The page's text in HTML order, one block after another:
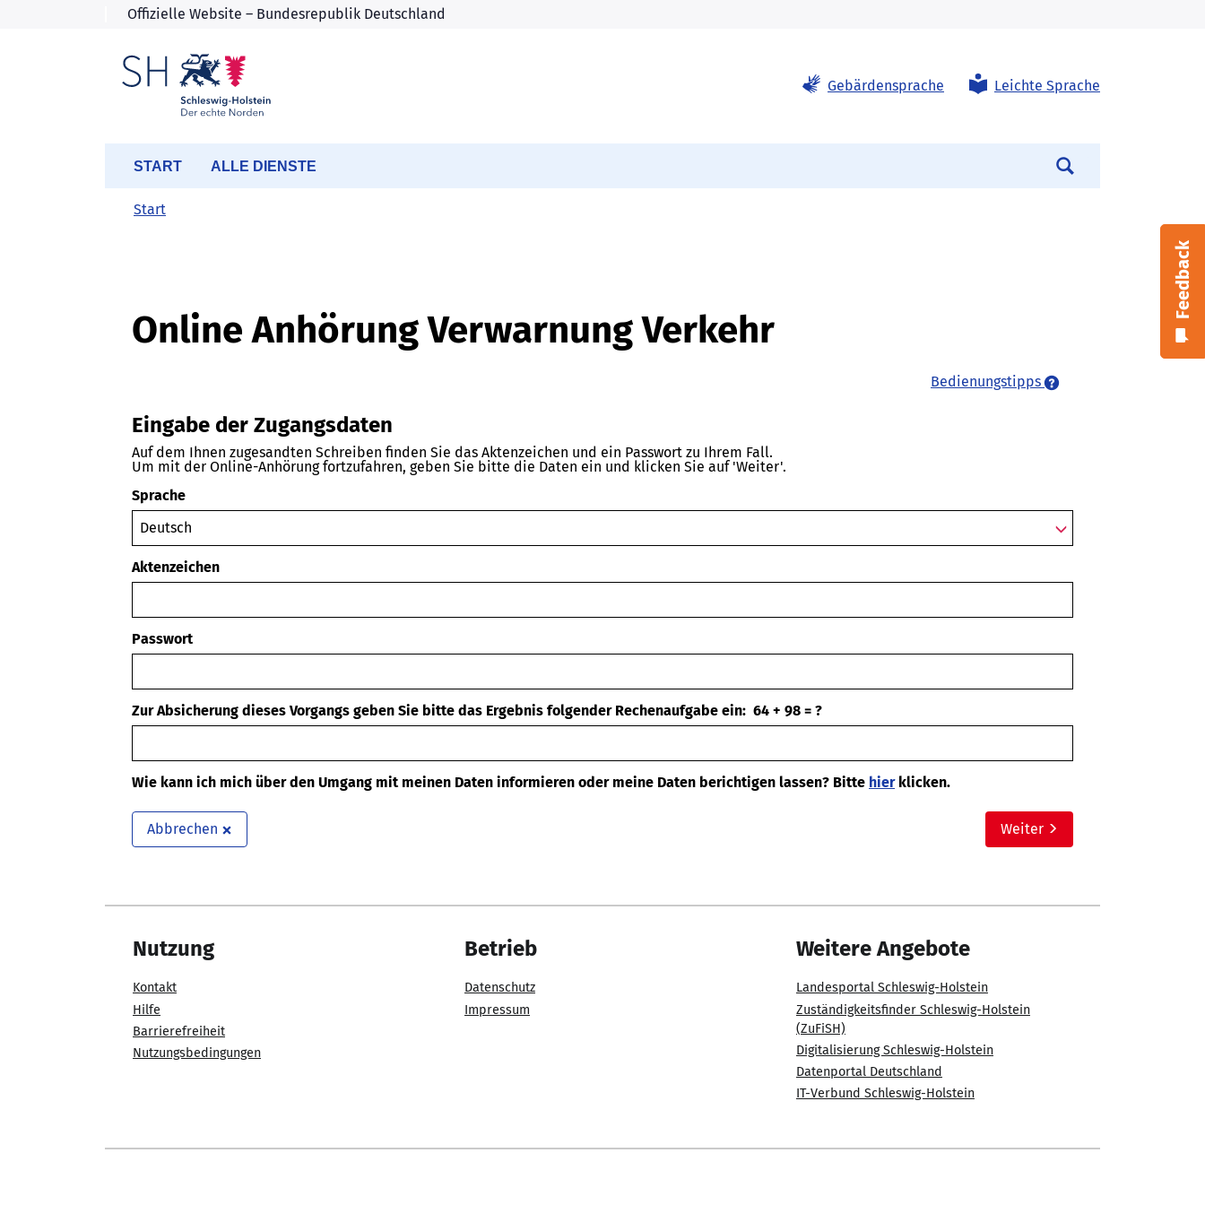
Gebärdensprache Leichte Sprache
START ALLE DIENSTE
Start
Feedback
Online Anhörung Verwarnung Verkehr
Bedienungstipps
Eingabe der Zugangsdaten
Auf dem Ihnen zugesandten Schreiben finden Sie das Aktenzeichen und ein Passwort zu Ihrem Fall.
Um mit der Online-Anhörung fortzufahren, geben Sie bitte die Daten ein und klicken Sie auf 'Weiter'.
Sprache
Aktenzeichen
Passwort
Zur Absicherung dieses Vorgangs geben Sie bitte das Ergebnis folgender Rechenaufgabe ein: 64 + 98 = ?
Wie kann ich mich über den Umgang mit meinen Daten informieren oder meine Daten berichtigen lassen? Bitte hierklicken.
Abbrechen Weiter
Nutzung
Kontakt
Hilfe
Barrierefreiheit
Nutzungsbedingungen
Betrieb
Datenschutz
Impressum
Weitere Angebote
Landesportal Schleswig-Holstein
Zuständigkeitsfinder Schleswig-Holstein
(ZuFiSH)
Digitalisierung Schleswig-Holstein
Datenportal Deutschland
IT-Verbund Schleswig-Holstein